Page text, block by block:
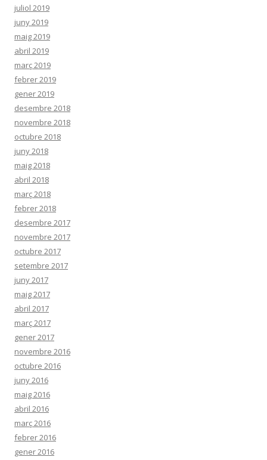
juliol 2019
juny 2019
maig 2019
abril 2019
març 2019
febrer 2019
gener 2019
desembre 2018
novembre 2018
octubre 2018
juny 2018
maig 2018
abril 2018
març 2018
febrer 2018
desembre 2017
novembre 2017
octubre 2017
setembre 2017
juny 2017
maig 2017
abril 2017
març 2017
gener 2017
novembre 2016
octubre 2016
juny 2016
maig 2016
abril 2016
març 2016
febrer 2016
gener 2016